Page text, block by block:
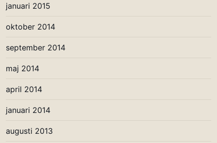
januari 2015
oktober 2014
september 2014
maj 2014
april 2014
januari 2014
augusti 2013